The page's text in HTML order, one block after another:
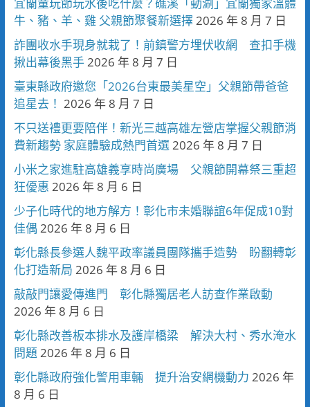
宜蘭童玩節玩水後吃什麼？礁溪「動涮」宜蘭獨家溫體
牛、豬、羊、雞 父親節聚餐新選擇2026 年 8 月 7 日
詐團收水手現身就栽了！前鎮警方埋伏收網 查扣手機
揪出幕後黑手2026 年 8 月 7 日
臺東縣政府邀您「2026台東最美星空」父親節帶爸爸
追星去！ 2026 年 8 月 7 日
不只送禮更要陪伴！新光三越高雄左營店掌握父親節消
費新趨勢 家庭體驗成熱門首選2026 年 8 月 7 日
小米之家進駐高雄義享時尚廣場 父親節開幕祭三重超
狂優惠 2026 年 8 月 6 日
少子化時代的地方解方！彰化市未婚聯誼6年促成10對
佳偶 2026 年 8 月 6 日
彰化縣長參選人魏平政率議員團隊攜手造勢 盼翻轉彰
化打造新局 2026 年 8 月 6 日
敲敲門讓愛傳進門 彰化縣獨居老人訪查作業啟動
2026 年 8 月 6 日
彰化縣改善板本排水及護岸橋梁 解決大村、秀水淹水
問題 2026 年 8 月 6 日
彰化縣政府強化警用車輛 提升治安網機動力 2026 年
8 月 6 日